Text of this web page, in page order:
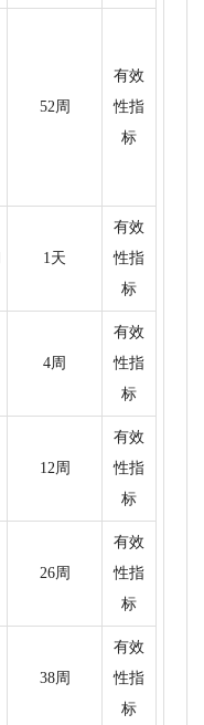
52周
有效
性指
标
1天
有效
性指
标
4周
有效
性指
标
12周
有效
性指
标
26周
有效
性指
标
38周
有效
性指
标